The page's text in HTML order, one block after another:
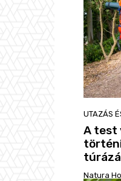
UTAZÁS
A test
Natura